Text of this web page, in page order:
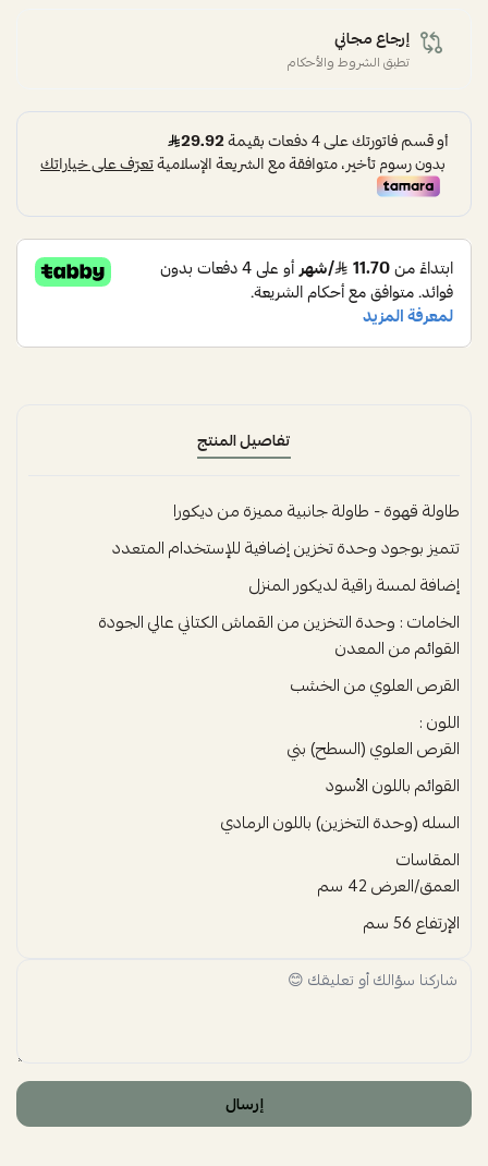
إرجاع مجاني
تطبق الشروط والأحكام
تفاصيل المنتج
طاولة قهوة - طاولة جانبية مميزة من ديكورا
تتميز بوجود وحدة تخزين إضافية للإستخدام المتعدد
إضافة لمسة راقية لديكور المنزل
الخامات : وحدة التخزين من القماش الكتاني عالي الجودة
القوائم من المعدن
القرص العلوي من الخشب
اللون :
القرص العلوي (السطح) بني
القوائم باللون الأسود
السله (وحدة التخزين) باللون الرمادي
المقاسات
العمق/العرض 42 سم
الإرتفاع 56 سم
إرسال